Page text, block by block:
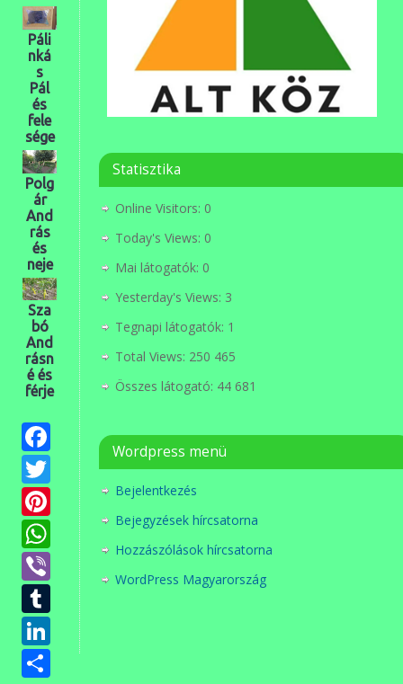
Páli
nká
s
Pál
és
fele
sége
Polg
ár
And
rás
és
neje
Sza
bó
And
rásn
é és
férje
Facebook
Twitter
Pinterest
WhatsApp
Viber
Tumblr
LinkedIn
Ossza
Statisztika
Online Visitors: 0
Today's Views: 0
Mai látogatók: 0
Yesterday's Views: 3
Tegnapi látogatók: 1
Total Views: 250 465
Összes látogató: 44 681
Wordpress menü
Bejelentkezés
Bejegyzések hírcsatorna
Hozzászólások hírcsatorna
WordPress Magyarország